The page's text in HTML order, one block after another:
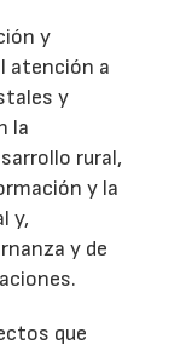
y
atención a
y
la
rural,
y la
y,
y de
que